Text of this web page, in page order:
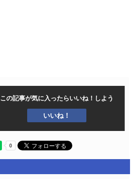
この記事が気に入ったらいいね！しよう
いいね！